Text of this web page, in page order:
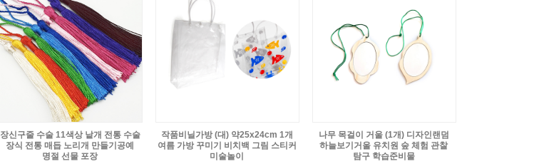
장신구줄 수술 11색상 낱개 전통 수술
장식 전통 매듭 노리개 만들기공예
명절 선물 포장
작품비닐가방 (대) 약25x24cm 1개
여름 가방 꾸미기 비치백 그림 스티커
미술놀이
나무 목걸이 거울 (1개) 디자인랜덤
하늘보기거울 유치원 숲 체험 관찰
탐구 학습준비물